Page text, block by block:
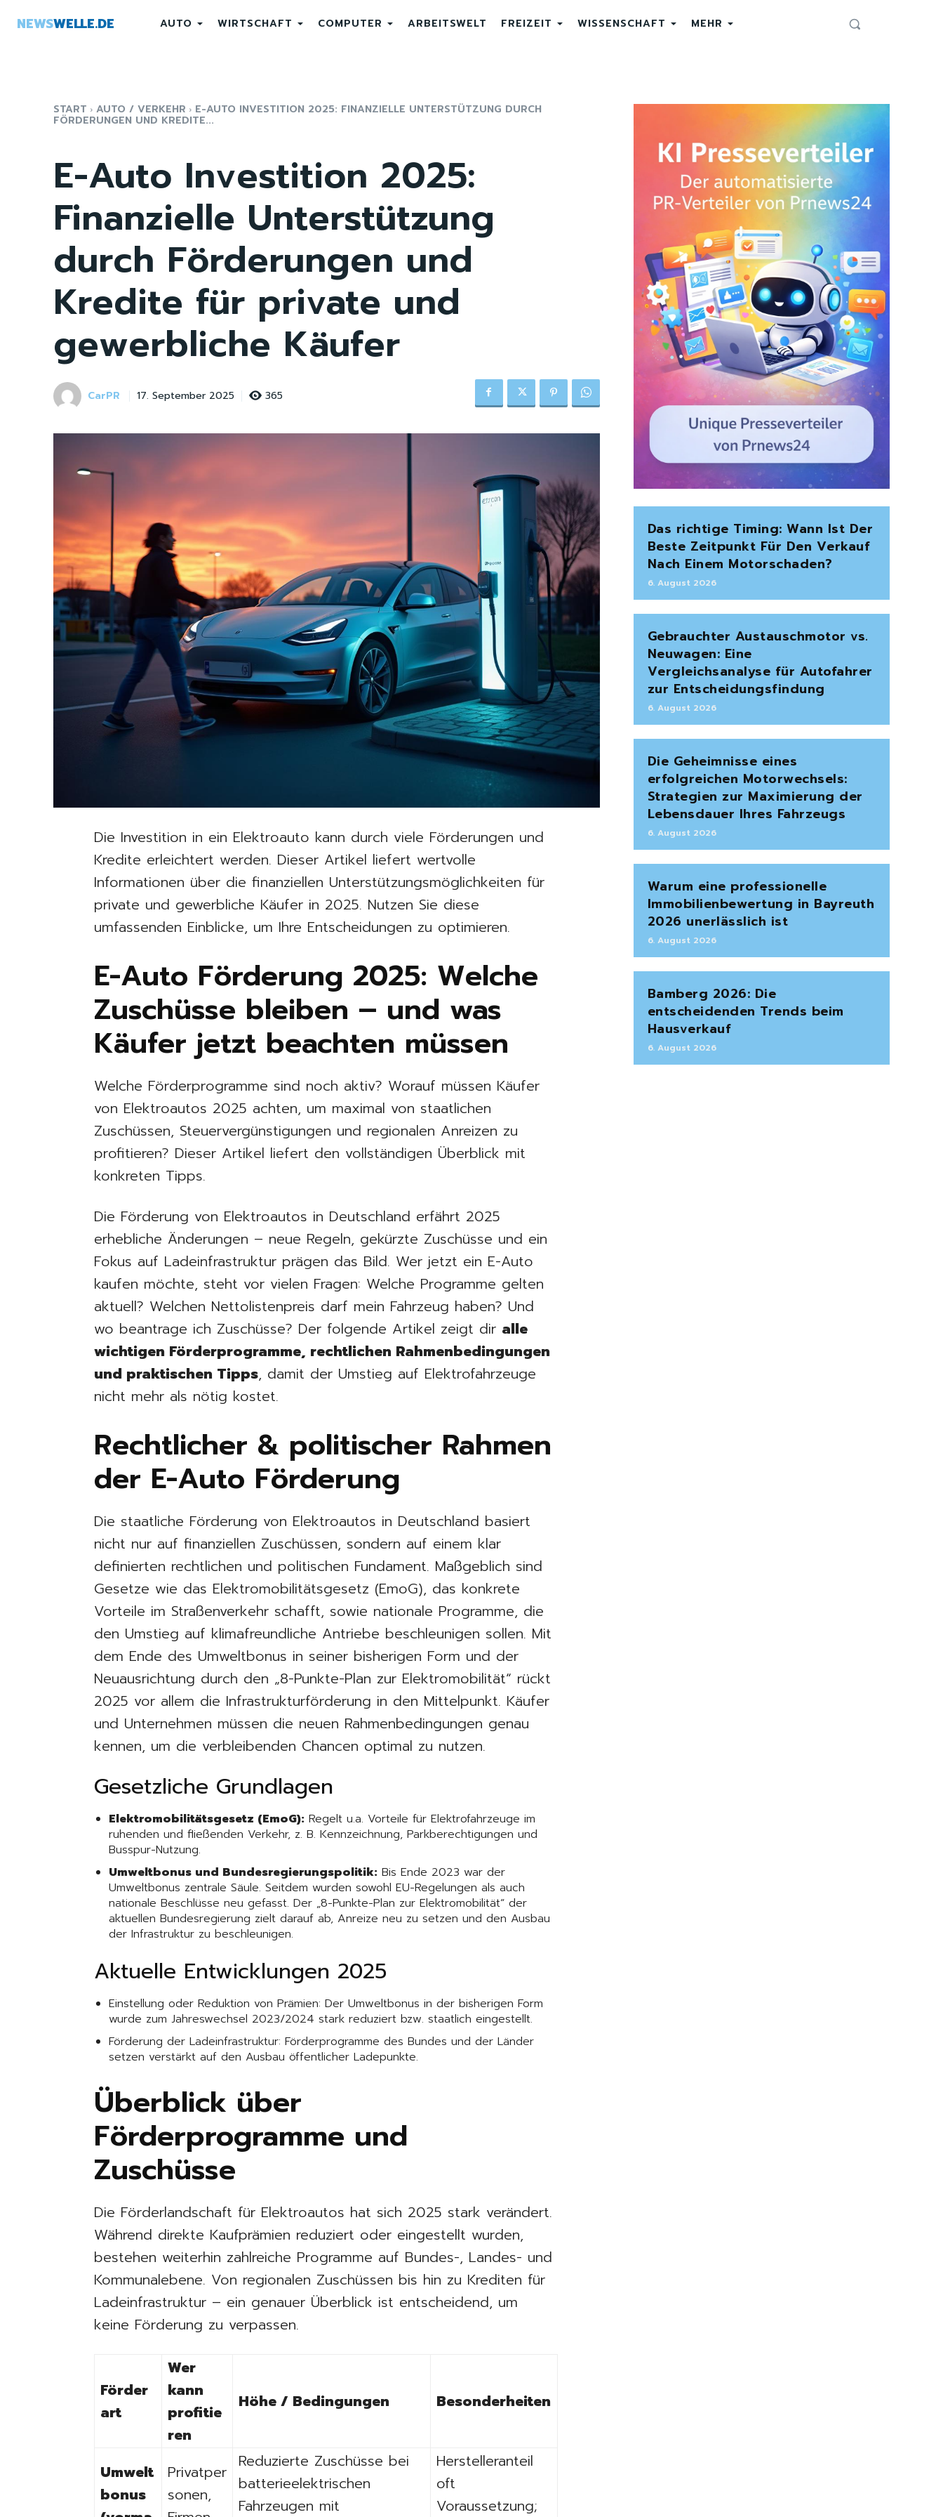
NEWSWELLE.DE AUTO WIRTSCHAFT COMPUTER ARBEITSWELT FREIZEIT WISSENSCHAFT MEHR
START AUTO / VERKEHR E-AUTO INVESTITION 2025: FINANZIELLE UNTERSTÜTZUNG DURCH
FÖRDERUNGEN UND KREDITE...
E-Auto Investition 2025:
Finanzielle Unterstützung
durch Förderungen und
Kredite für private und
gewerbliche Käufer
CarPR 17. September 2025 365
Die Investition in ein Elektroauto kann durch viele Förderungen und
Kredite erleichtert werden. Dieser Artikel liefert wertvolle
Informationen über die finanziellen Unterstützungsmöglichkeiten für
private und gewerbliche Käufer in 2025. Nutzen Sie diese
umfassenden Einblicke, um Ihre Entscheidungen zu optimieren.
E-Auto Förderung 2025: Welche
Zuschüsse bleiben – und was
Käufer jetzt beachten müssen
Welche Förderprogramme sind noch aktiv? Worauf müssen Käufer
von Elektroautos 2025 achten, um maximal von staatlichen
Zuschüssen, Steuervergünstigungen und regionalen Anreizen zu
profitieren? Dieser Artikel liefert den vollständigen Überblick mit
konkreten Tipps.
Die Förderung von Elektroautos in Deutschland erfährt 2025
erhebliche Änderungen – neue Regeln, gekürzte Zuschüsse und ein
Fokus auf Ladeinfrastruktur prägen das Bild. Wer jetzt ein E-Auto
kaufen möchte, steht vor vielen Fragen: Welche Programme gelten
aktuell? Welchen Nettolistenpreis darf mein Fahrzeug haben? Und
wo beantrage ich Zuschüsse? Der folgende Artikel zeigt dir alle
wichtigen Förderprogramme, rechtlichen Rahmenbedingungen
und praktischen Tipps, damit der Umstieg auf Elektrofahrzeuge
nicht mehr als nötig kostet.
Rechtlicher & politischer Rahmen
der E-Auto Förderung
Die staatliche Förderung von Elektroautos in Deutschland basiert
nicht nur auf finanziellen Zuschüssen, sondern auf einem klar
definierten rechtlichen und politischen Fundament. Maßgeblich sind
Gesetze wie das Elektromobilitätsgesetz (EmoG), das konkrete
Vorteile im Straßenverkehr schafft, sowie nationale Programme, die
den Umstieg auf klimafreundliche Antriebe beschleunigen sollen. Mit
dem Ende des Umweltbonus in seiner bisherigen Form und der
Neuausrichtung durch den „8-Punkte-Plan zur Elektromobilität“ rückt
2025 vor allem die Infrastrukturförderung in den Mittelpunkt. Käufer
und Unternehmen müssen die neuen Rahmenbedingungen genau
kennen, um die verbleibenden Chancen optimal zu nutzen.
Gesetzliche Grundlagen
Elektromobilitätsgesetz (EmoG): Regelt u.a. Vorteile für Elektrofahrzeuge im
ruhenden und fließenden Verkehr, z. B. Kennzeichnung, Parkberechtigungen und
Busspur-Nutzung.
Umweltbonus und Bundesregierungspolitik: Bis Ende 2023 war der
Umweltbonus zentrale Säule. Seitdem wurden sowohl EU-Regelungen als auch
nationale Beschlüsse neu gefasst. Der „8-Punkte-Plan zur Elektromobilität“ der
aktuellen Bundesregierung zielt darauf ab, Anreize neu zu setzen und den Ausbau
der Infrastruktur zu beschleunigen.
Aktuelle Entwicklungen 2025
Einstellung oder Reduktion von Prämien: Der Umweltbonus in der bisherigen Form
wurde zum Jahreswechsel 2023/2024 stark reduziert bzw. staatlich eingestellt.
Förderung der Ladeinfrastruktur: Förderprogramme des Bundes und der Länder
setzen verstärkt auf den Ausbau öffentlicher Ladepunkte.
Überblick über
Förderprogramme und
Zuschüsse
Die Förderlandschaft für Elektroautos hat sich 2025 stark verändert.
Während direkte Kaufprämien reduziert oder eingestellt wurden,
bestehen weiterhin zahlreiche Programme auf Bundes-, Landes- und
Kommunalebene. Von regionalen Zuschüssen bis hin zu Krediten für
Ladeinfrastruktur – ein genauer Überblick ist entscheidend, um
keine Förderung zu verpassen.
Förder
art
Wer
kann
profitie
ren
Höhe / Bedingungen Besonderheiten
Umwelt
bonus
Privatper
sonen,
Reduzierte Zuschüsse bei
batterieelektrischen
Fahrzeugen mit
Herstelleranteil
oft
Voraussetzung;
Das richtige Timing: Wann Ist Der
Beste Zeitpunkt Für Den Verkauf
Nach Einem Motorschaden?
6. August 2026
Gebrauchter Austauschmotor vs.
Neuwagen: Eine
Vergleichsanalyse für Autofahrer
zur Entscheidungsfindung
6. August 2026
Die Geheimnisse eines
erfolgreichen Motorwechsels:
Strategien zur Maximierung der
Lebensdauer Ihres Fahrzeugs
6. August 2026
Warum eine professionelle
Immobilienbewertung in Bayreuth
2026 unerlässlich ist
6. August 2026
Bamberg 2026: Die
entscheidenden Trends beim
Hausverkauf
6. August 2026